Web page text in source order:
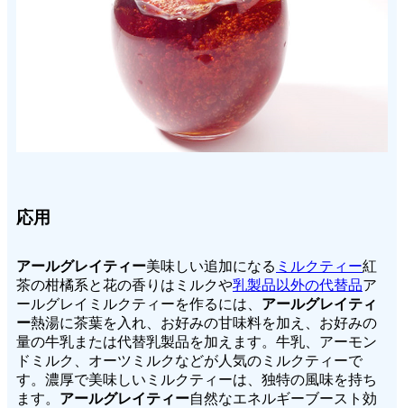
応用
アールグレイティー美味しい追加になる ミルクティー紅
茶の柑橘系と花の香りはミルクや乳製品以外の代替品ア
ールグレイミルクティーを作るには、 アールグレイティ
ー熱湯に茶葉を入れ、お好みの甘味料を加え、お好みの
量の牛乳または代替乳製品を加えます。牛乳、アーモン
ドミルク、オーツミルクなどが人気のミルクティーで
す。濃厚で美味しいミルクティーは、独特の風味を持ち
ます。 アールグレイティー自然なエネルギーブースト効